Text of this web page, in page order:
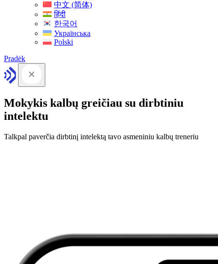
中文 (简体)
हिंदी
한국어
Українська
Polski
Pradėk
Mokykis kalbų greičiau su dirbtiniu
intelektu
Talkpal paverčia dirbtinį intelektą tavo asmeniniu kalbų treneriu